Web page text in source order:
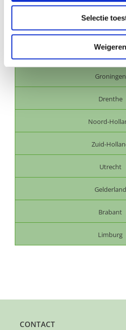
Selectie
Weigeren
Provincie
Friesland
Groningen
Drenthe
Noord-
Zuid-
Utrecht
Gelderland
Brabant
Limburg
CONTACT